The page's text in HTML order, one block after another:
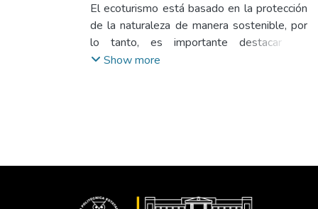
Vanesa;Pinchao Cordova, Katherine Tatiana
El ecoturismo está basado en la protección
de la naturaleza de manera sostenible, por
lo tanto, es importante destacar las
actividades ecoturísticas que se pueden
variables que se basa en describirlas, el tipo
Show more